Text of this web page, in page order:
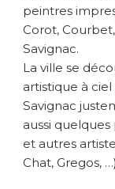
peintres
Corot,
Savignac.
La ville se
artistique à
Savignac
aussi quelques
et autres
Chat, Gregos, …)